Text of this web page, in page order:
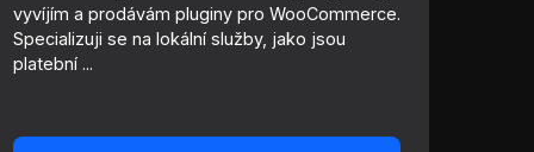
vyvíjím a prodávám pluginy pro WooCommerce.
Specializuji se na lokální služby, jako jsou
platební ...